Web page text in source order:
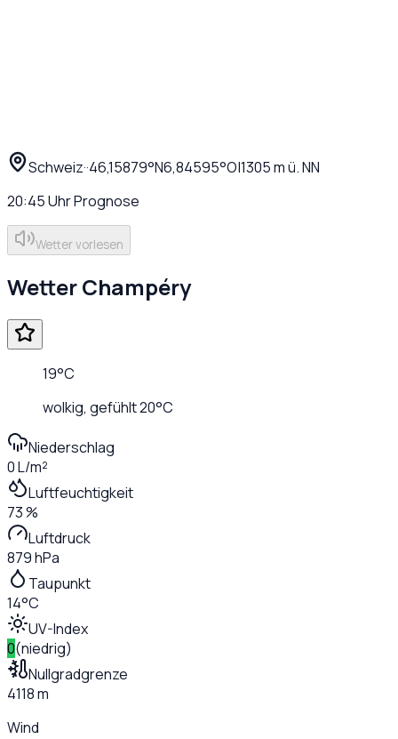
Schweiz··46,15879°N6,84595°O|1305m ü. NN
20:45UhrPrognose
Wetter vorlesen
WetterChampéry
19°C
wolkig, gefühlt20°C
Niederschlag
0 L/m²
Luftfeuchtigkeit
73 %
Luftdruck
879 hPa
Taupunkt
14°C
UV-Index
0(niedrig)
Nullgradgrenze
4118 m
Wind